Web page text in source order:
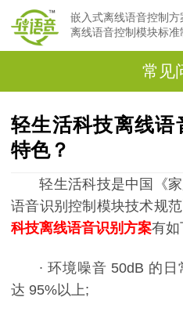
嵌入式离线语音控制方
离线语音控制模块标准
常见
轻生活科技离线语
特色？
轻生活科技是中国《
语音识别控制模块技术规
科技离线语音识别方案有如
∙ 环境噪音 50dB 的
达 95%以上;